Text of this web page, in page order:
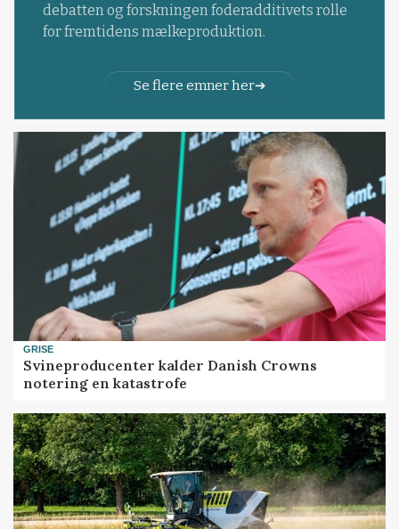
debatten og forskningen foderadditivets rolle
for fremtidens mælkeproduktion.
Se flere emner her
GRISE
Svineproducenter kalder Danish Crowns
notering en katastrofe